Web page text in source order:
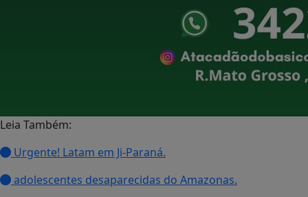
Leia Também:
Urgente! Latam em Ji-Paraná.
adolescentes desaparecidas do Amazonas.